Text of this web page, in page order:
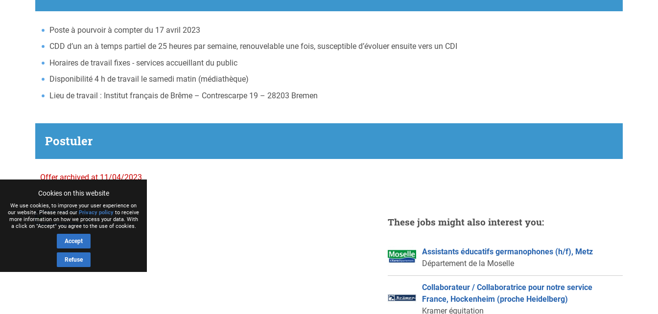
Poste à pourvoir à compter du 17 avril 2023
CDD d’un an à temps partiel de 25 heures par semaine, renouvelable une fois, susceptible d’évoluer ensuite vers un CDI
Horaires de travail fixes - services accueillant du public
Disponibilité 4 h de travail le samedi matin (médiathèque)
Lieu de travail : Institut français de Brême – Contrescarpe 19 – 28203 Bremen
Postuler
Offer archived at 11/04/2023
These jobs might also interest you:
Assistants éducatifs germanophones (h/f), Metz
Département de la Moselle
Collaborateur / Collaboratrice pour notre service
France, Hockenheim (proche Heidelberg)
Kramer équitation
Cookies on this website
We use cookies, to improve your user experience on
our website. Please read our Privacy policy to receive
more information on how we process your data. With
a click on "Accept" you agree to the use of cookies.
Accept
Refuse